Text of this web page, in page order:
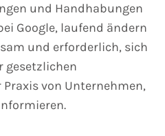
und Handhabungen
Google, laufend ändern
und erforderlich, sich
gesetzlichen
von Unternehmen,